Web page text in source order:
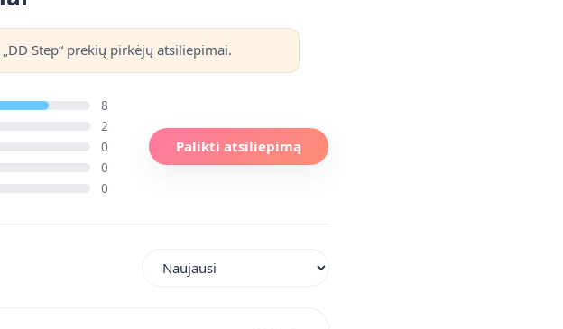
Step“ prekių pirkėjų atsiliepimai.
8
2
0
0
0
Palikti atsiliepimą